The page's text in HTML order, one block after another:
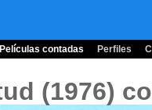
Películas contadas Perfiles
(1976)